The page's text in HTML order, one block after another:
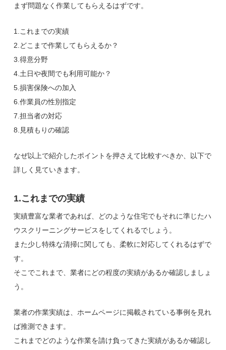
まず問題なく作業してもらえるはずです。
1.これまでの実績
2.どこまで作業してもらえるか？
3.得意分野
4.土日や夜間でも利用可能か？
5.損害保険への加入
6.作業員の性別指定
7.担当者の対応
8.見積もりの確認
なぜ以上で紹介したポイントを押さえて比較すべきか、以下で
詳しく見ていきます。
1.これまでの実績
実績豊富な業者であれば、どのような住宅でもそれに準じたハ
ウスクリーニングサービスをしてくれるでしょう。
また少し特殊な清掃に関しても、柔軟に対応してくれるはずで
す。
そこでこれまで、業者にどの程度の実績があるか確認しましょ
う。
業者の作業実績は、ホームページに掲載されている事例を見れ
ば推測できます。
これまでどのような作業を請け負ってきた実績があるか確認し